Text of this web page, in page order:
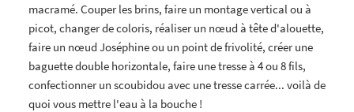
macramé. Couper les brins, faire un montage vertical ou à
picot, changer de coloris, réaliser un nœud à tête d'alouette,
faire un nœud Joséphine ou un point de frivolité, créer une
baguette double horizontale, faire une tresse à 4 ou 8 fils,
confectionner un scoubidou avec une tresse carrée... voilà de
quoi vous mettre l'eau à la bouche !